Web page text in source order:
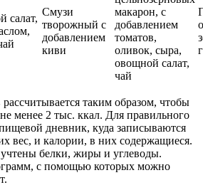
салат,
Смузи
творожный с
добавлением
киви
макарон, с
добавлением
томатов,
оливок, сыра,
овощной салат,
чай
таким образом, чтобы
менее 2 тыс. ккал. Для правильного
пищевой дневник, куда записываются
вес, и калории, в них содержащиеся.
белки, жиры и углеводы.
с помощью которых можно